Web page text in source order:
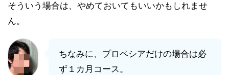
そういう場合は、やめておいてもいいかもしれませ
ん。
ちなみに、プロペシアだけの場合は必
ず１カ月コース。